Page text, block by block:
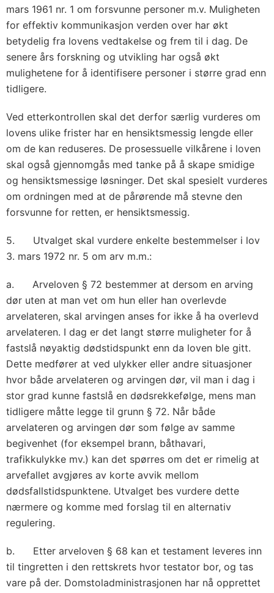
mars 1961 nr. 1 om forsvunne personer m.v. Muligheten
for effektiv kommunikasjon verden over har økt
betydelig fra lovens vedtakelse og frem til i dag. De
senere års forskning og utvikling har også økt
mulighetene for å identifisere personer i større grad enn
tidligere.
Ved etterkontrollen skal det derfor særlig vurderes om
lovens ulike frister har en hensiktsmessig lengde eller
om de kan reduseres. De prosessuelle vilkårene i loven
skal også gjennomgås med tanke på å skape smidige
og hensiktsmessige løsninger. Det skal spesielt vurderes
om ordningen med at de pårørende må stevne den
forsvunne for retten, er hensiktsmessig.
5. Utvalget skal vurdere enkelte bestemmelser i lov
3. mars 1972 nr. 5 om arv m.m.:
a. Arveloven § 72 bestemmer at dersom en arving
dør uten at man vet om hun eller han overlevde
arvelateren, skal arvingen anses for ikke å ha overlevd
arvelateren. I dag er det langt større muligheter for å
fastslå nøyaktig dødstidspunkt enn da loven ble gitt.
Dette medfører at ved ulykker eller andre situasjoner
hvor både arvelateren og arvingen dør, vil man i dag i
stor grad kunne fastslå en dødsrekkefølge, mens man
tidligere måtte legge til grunn § 72. Når både
arvelateren og arvingen dør som følge av samme
begivenhet (for eksempel brann, båthavari,
trafikkulykke mv.) kan det spørres om det er rimelig at
arvefallet avgjøres av korte avvik mellom
dødsfallstidspunktene. Utvalget bes vurdere dette
nærmere og komme med forslag til en alternativ
regulering.
b. Etter arveloven § 68 kan et testament leveres inn
til tingretten i den rettskrets hvor testator bor, og tas
vare på der. Domstoladministrasjonen har nå opprettet